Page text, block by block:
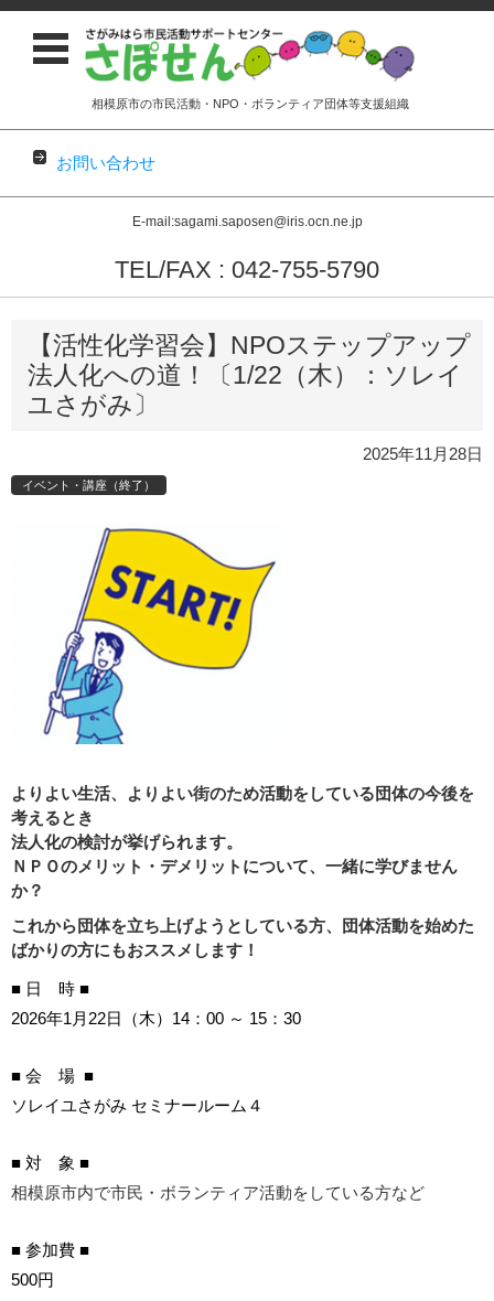
相模原市の市民活動・NPO・ボランティア団体等支援組織
お問い合わせ
E-mail:sagami.saposen@iris.ocn.ne.jp
TEL/FAX : 042-755-5790
コンテンツに移動
【活性化学習会】NPOステップアップ
法人化への道！〔1/22（木）：ソレイ
ユさがみ〕
2025年11月28日
イベント・講座（終了）
よりよい生活、よりよい街のため活動をしている団体の今後を
考えるとき
法人化の検討が挙げられます。
ＮＰＯのメリット・デメリットについて、一緒に学びません
か？
これから団体を立ち上げようとしている方、団体活動を始めた
ばかりの方にもおススメします！
■ 日 時 ■
2026年1月22日（木）14：00 ～ 15：30
■ 会 場 ■
ソレイユさがみ セミナールーム４
■ 対 象 ■
相模原市内で市民・ボランティア活動をしている方など
■ 参加費 ■
500円